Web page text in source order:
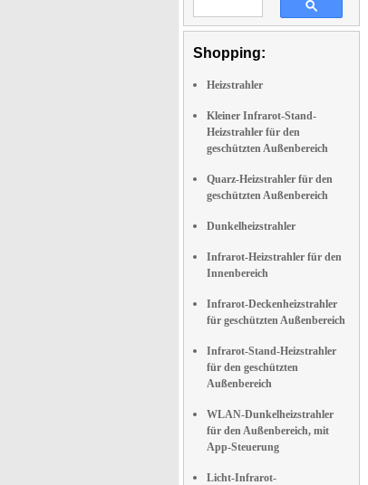
Shopping:
Heizstrahler
Kleiner Infrarot-Stand-
Heizstrahler für den
geschützten Außenbereich
Quarz-Heizstrahler für den
geschützten Außenbereich
Dunkelheizstrahler
Infrarot-Heizstrahler für den
Innenbereich
Infrarot-Deckenheizstrahler
für geschützten Außenbereich
Infrarot-Stand-Heizstrahler
für den geschützten
Außenbereich
WLAN-Dunkelheizstrahler
für den Außenbereich, mit
App-Steuerung
Licht-Infrarot-